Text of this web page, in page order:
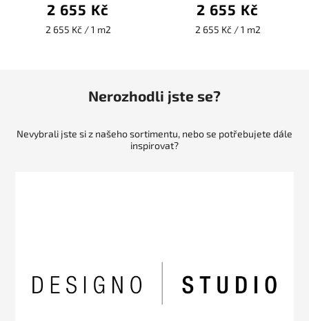
2 655 Kč
2 655 Kč / 1 m2
2 655 Kč
2 655 Kč / 1 m2
Nerozhodli jste se?
Nevybrali jste si z našeho sortimentu, nebo se potřebujete dále
inspirovat?